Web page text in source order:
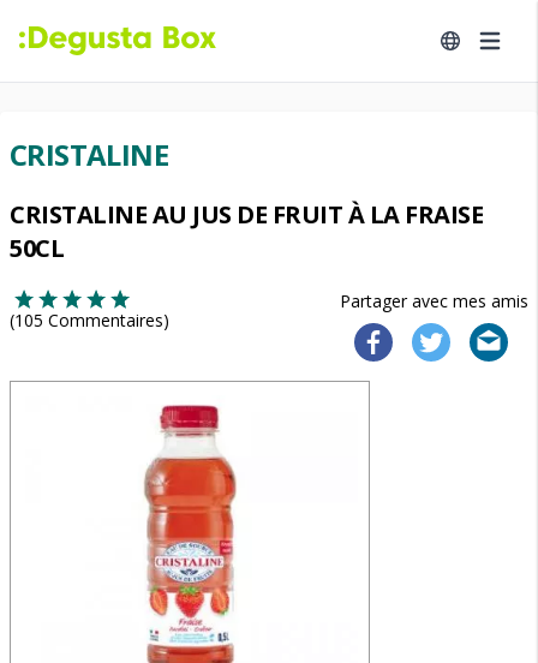
CRISTALINE
CRISTALINE AU JUS DE FRUIT À LA FRAISE
50CL
Partager avec mes amis
(105 Commentaires)